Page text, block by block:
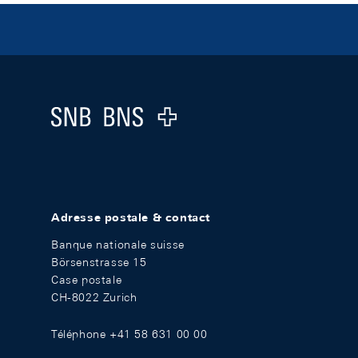
Logo
Adresse postale & contact
Banque nationale suisse
Börsenstrasse 15
Case postale
CH-8022 Zurich
Téléphone +41 58 631 00 00